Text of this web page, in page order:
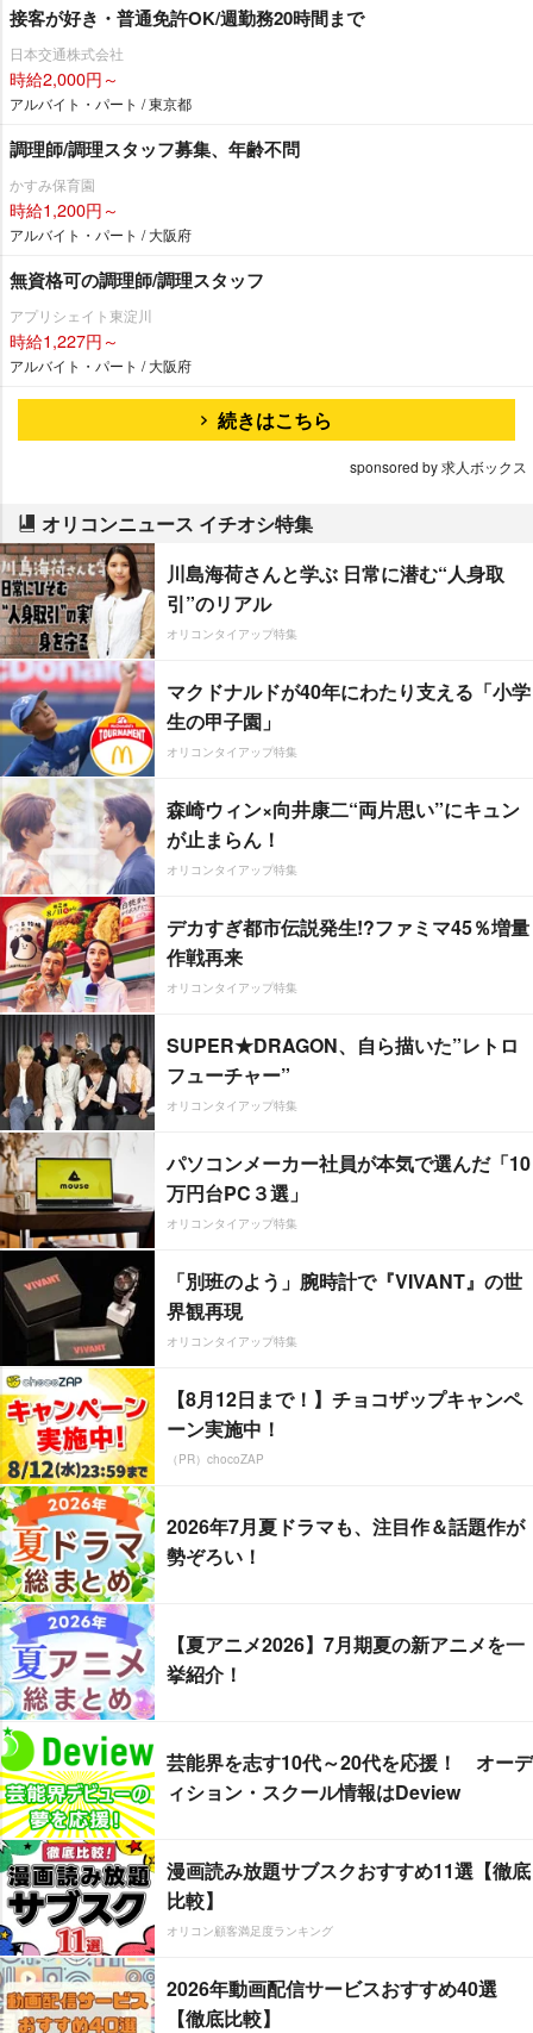
接客が好き・普通免許OK/週勤務20時間まで
日本交通株式会社
時給2,000円～
アルバイト・パート / 東京都
調理師/調理スタッフ募集、年齢不問
かすみ保育園
時給1,200円～
アルバイト・パート / 大阪府
無資格可の調理師/調理スタッフ
アプリシェイト東淀川
時給1,227円～
アルバイト・パート / 大阪府
続きはこちら
sponsored by 求人ボックス
オリコンニュース イチオシ特集
川島海荷さんと学ぶ 日常に潜む“人身取
引”のリアル
オリコンタイアップ特集
マクドナルドが40年にわたり支える「小学
生の甲子園」
オリコンタイアップ特集
森崎ウィン×向井康二“両片思い”にキュン
が止まらん！
オリコンタイアップ特集
デカすぎ都市伝説発生!?ファミマ45％増量
作戦再来
オリコンタイアップ特集
SUPER★DRAGON、自ら描いた”レトロ
フューチャー”
オリコンタイアップ特集
パソコンメーカー社員が本気で選んだ「10
万円台PC３選」
オリコンタイアップ特集
「別班のよう」腕時計で『VIVANT』の世
界観再現
オリコンタイアップ特集
【8月12日まで！】チョコザップキャンペ
ーン実施中！
（PR）chocoZAP
2026年7月夏ドラマも、注目作＆話題作が
勢ぞろい！
【夏アニメ2026】7月期夏の新アニメを一
挙紹介！
芸能界を志す10代～20代を応援！ オーデ
ィション・スクール情報はDeview
漫画読み放題サブスクおすすめ11選【徹底
比較】
オリコン顧客満足度ランキング
2026年動画配信サービスおすすめ40選
【徹底比較】